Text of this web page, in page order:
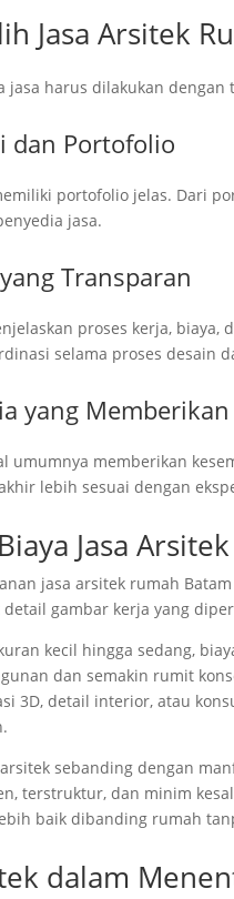
Jasa Arsitek
jasa harus dilakukan
dan Portofolio
portofolio jelas. Dari
jasa.
Transparan
proses kerja,
selama proses desain
yang Memberikan
umumnya memberikan
lebih sesuai dengan
Jasa
jasa arsitek rumah
gambar kerja yang
kecil hingga sedang,
dan semakin rumit
3D, detail interior, atau
sebanding dengan
terstruktur, dan minim
baik dibanding rumah
dalam